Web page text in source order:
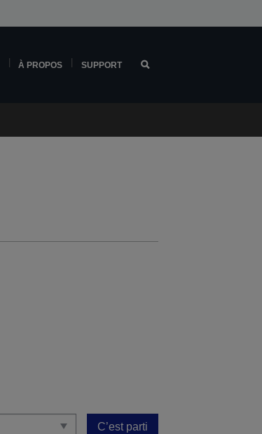
À PROPOS SUPPORT
C’est parti